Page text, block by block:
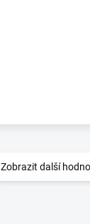
Zobrazit další